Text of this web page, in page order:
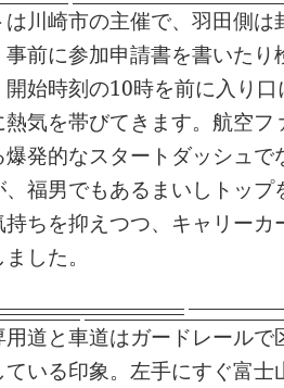
川崎市の主催で、羽田側は
事前に参加申請書を書いた
始時刻の10時を前に入り
気を帯びてきます。航空
爆発的なスタートダッシュ
福男でもあるまいしトップ
ちを抑えつつ、キャリーカ
した。
道と車道はガードレールで
いる印象。左手にすぐ富